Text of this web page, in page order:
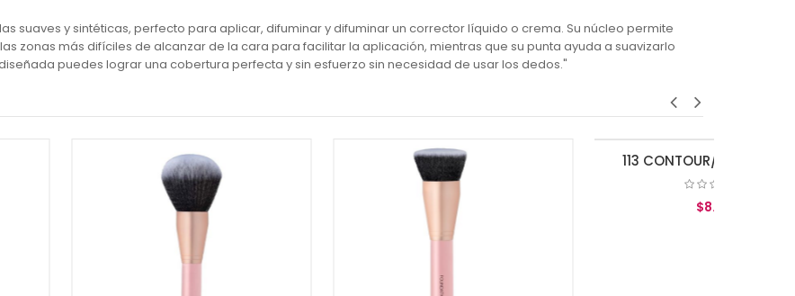
suaves y sintéticas, perfecto para aplicar, difuminar y difuminar un corrector líquido o crema. Su núcleo permite
zonas más difíciles de alcanzar de la cara para facilitar la aplicación, mientras que su punta ayuda a suavizarlo
puedes lograr una cobertura perfecta y sin esfuerzo sin necesidad de usar los dedos."